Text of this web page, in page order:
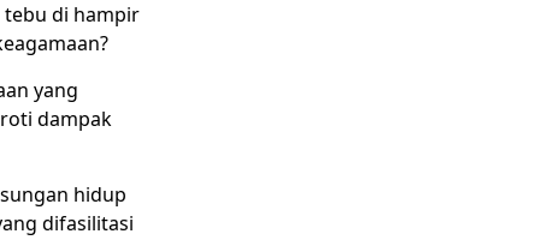
di hampir
yang
dampak
hidup
difasilitasi